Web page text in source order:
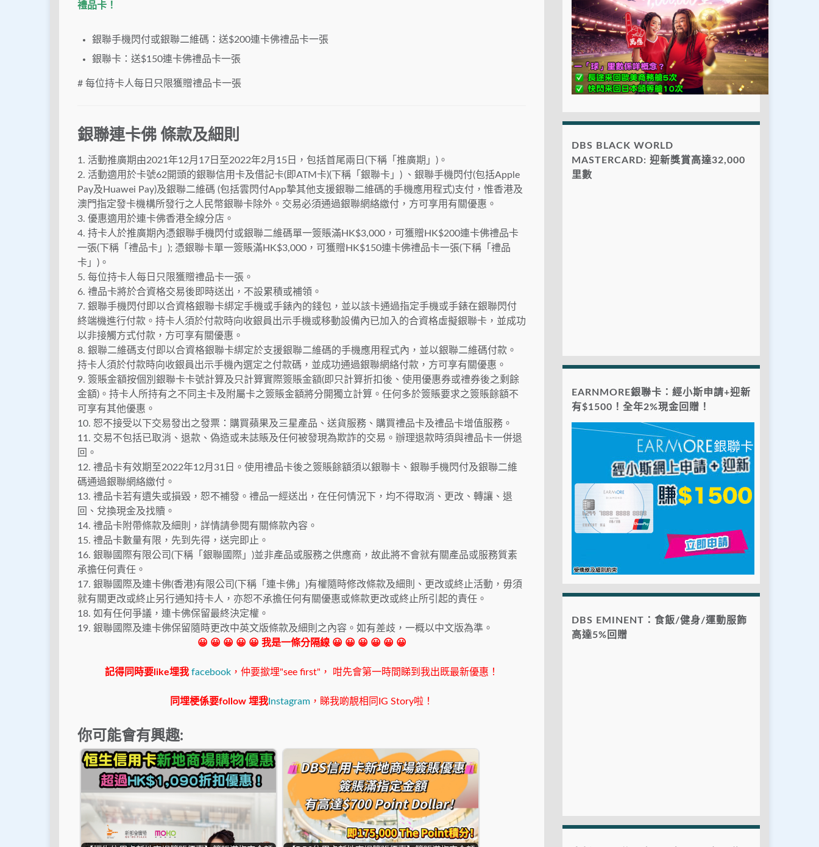
禮品卡！
銀聯手機閃付或銀聯二維碼：送$200連卡佛禮品卡一張
銀聯卡：送$150連卡佛禮品卡一張
# 每位持卡人每日只限獲贈禮品卡一張
銀聯連卡佛 條款及細則
1. 活動推廣期由2021年12月17日至2022年2月15日，包括首尾兩日(下稱「推廣期」)。
2. 活動適用於卡號62開頭的銀聯信用卡及借記卡(即ATM卡)(下稱「銀聯卡」) 、銀聯手機閃付(包括Apple
Pay及Huawei Pay)及銀聯二維碼 (包括雲閃付App摯其他支援銀聯二維碼的手機應用程式)支付，惟香港及
澳門指定發卡機構所發行之人民幣銀聯卡除外。交易必須通過銀聯網絡繳付，方可享用有關優惠。
3. 優惠適用於連卡佛香港全線分店。
4. 持卡人於推廣期內憑銀聯手機閃付或銀聯二維碼單一簽賬滿HK$3,000，可獲贈HK$200連卡佛禮品卡
一張(下稱「禮品卡」); 憑銀聯卡單一簽賬滿HK$3,000，可獲贈HK$150連卡佛禮品卡一張(下稱「禮品
卡」)。
5. 每位持卡人每日只限獲贈禮品卡一張。
6. 禮品卡將於合資格交易後即時送出，不設累積或補領。
7. 銀聯手機閃付即以合資格銀聯卡綁定手機或手錶內的錢包，並以該卡通過指定手機或手錶在銀聯閃付
終端機進行付款。持卡人須於付款時向收銀員出示手機或移動設備內已加入的合資格虛擬銀聯卡，並成功
以非接觸方式付款，方可享有關優惠。
8. 銀聯二維碼支付即以合資格銀聯卡綁定於支援銀聯二維碼的手機應用程式內，並以銀聯二維碼付款。
持卡人須於付款時向收銀員出示手機內選定之付款碼，並成功通過銀聯網絡付款，方可享有關優惠。
9. 簽賬金額按個別銀聯卡卡號計算及只計算實際簽賬金額(即只計算折扣後、使用優惠券或禮券後之剩餘
金額)。持卡人所持有之不同主卡及附屬卡之簽賬金額將分開獨立計算。任何多於簽賬要求之簽賬餘額不
可享有其他優惠。
10. 恕不接受以下交易發出之發票：購買蘋果及三星產品、送貨服務、購買禮品卡及禮品卡增值服務。
11. 交易不包括已取消、退款、偽造或未誌賬及任何被發現為欺詐的交易。辦理退款時須與禮品卡一併退
回。
12. 禮品卡有效期至2022年12月31日。使用禮品卡後之簽賬餘額須以銀聯卡、銀聯手機閃付及銀聯二維
碼通過銀聯網絡繳付。
13. 禮品卡若有遺失或損毀，恕不補發。禮品一經送出，在任何情況下，均不得取消、更改、轉讓、退
回、兌換現金及找贖。
14. 禮品卡附帶條款及細則，詳情請參閱有關條款內容。
15. 禮品卡數量有限，先到先得，送完即止。
16. 銀聯國際有限公司(下稱「銀聯國際」)並非產品或服務之供應商，故此將不會就有關產品或服務質素
承擔任何責任。
17. 銀聯國際及連卡佛(香港)有限公司(下稱「連卡佛」)有權隨時修改條款及細則、更改或終止活動，毋須
就有關更改或終止另行通知持卡人，亦恕不承擔任何有關優惠或條款更改或終止所引起的責任。
18. 如有任何爭議，連卡佛保留最終決定權。
19. 銀聯國際及連卡佛保留隨時更改中英文版條款及細則之內容。如有差歧，一概以中文版為準。
😀 😀 😀 😀 😀 我是一條分隔線 😀 😀 😀 😀 😀 😀
記得同時要like埋我 facebook ，仲要撳埋"see first"， 咁先會第一時間睇到我出既最新優惠！
同埋梗係要follow 埋我 Instagram ，睇我啲靚相同IG Story啦！
你可能會有興趣:
DBS BLACK WORLD
MASTERCARD: 迎新獎賞高達32,000
里數
EARNMORE銀聯卡：經小斯申請+迎新
有$1500！全年2%現金回贈！
DBS EMINENT：食飯/健身/運動服飾
高達5%回贈